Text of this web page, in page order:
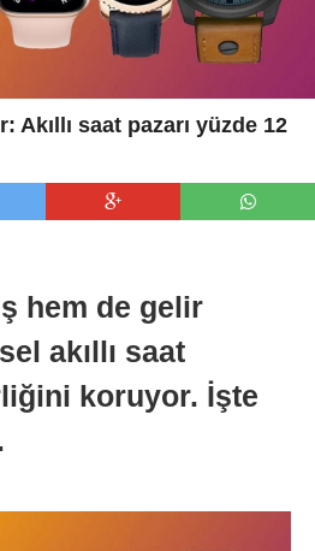
Akıllı saat pazarı yüzde 12
hem de gelir
akıllı saat
koruyor. İşte